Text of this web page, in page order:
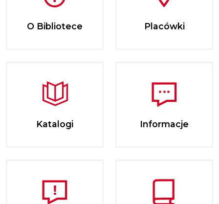
O Bibliotece Placówki
Katalogi Informacje